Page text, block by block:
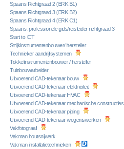
Spaans Richtgraad 2 (ERK B1)
Spaans Richtgraad 3 (ERK B2)
Spaans Richtgraad 4 (ERK C1)
Spaans: professionele gids/reisleider richtgraad 3
Start to ICT
Strijkinstrumentenbouwer/ hersteller
Technieker aandrijfsystemen
Tokkelinstrumentenbouwer / hersteller
Tuinbouwarbeider
Uitvoerend CAD-tekenaar bouw
Uitvoerend CAD-tekenaar elektriciteit
Uitvoerend CAD-tekenaar HVAC
Uitvoerend CAD-tekenaar mechanische constructies
Uitvoerend CAD-tekenaar piping
Uitvoerend CAD-tekenaar wegeniswerken
Vakfotograaf
Vakman houtsnijwerk
Vakman installatietechnieken